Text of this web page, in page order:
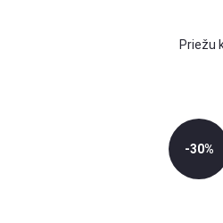
Priežu
-30%